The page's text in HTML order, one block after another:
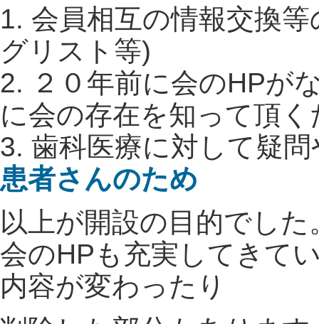
1. 会員相互の情報交換
グリスト等)
2. ２０年前に会のHPが
に会の存在を知って頂く
3. 歯科医療に対して疑
患者さんのため
以上が開設の目的でし
会のHPも充実してきて
内容が変わったり